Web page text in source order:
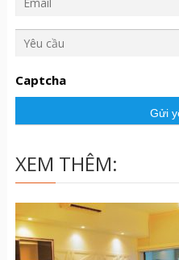
c
ầ
Captcha
XEM THÊM: